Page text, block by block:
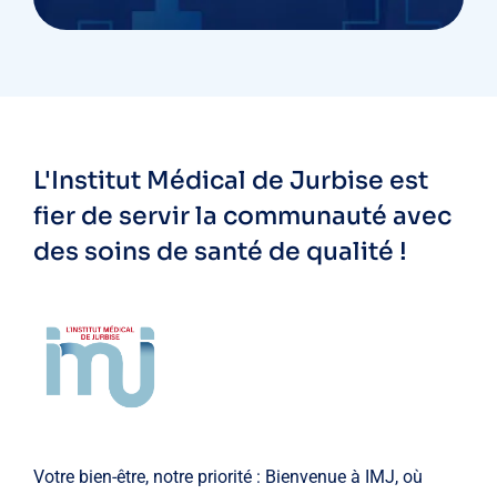
L'Institut Médical de Jurbise est
fier de servir la communauté avec
des soins de santé de qualité !
Votre bien-être, notre priorité : Bienvenue à IMJ, où